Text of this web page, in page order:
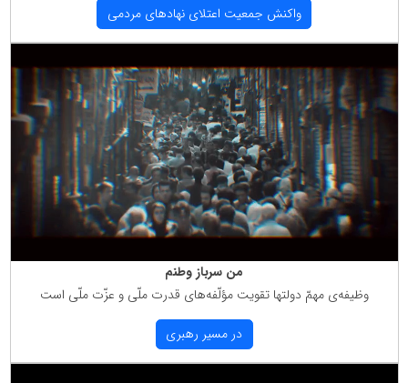
واكنش جمعیت اعتلای نهادهای مردمی
من سرباز وطنم
وظیفه‌ی مهمّ دولتها تقویت مؤلّفه‌های قدرت ملّی و عزّت ملّی است
در مسیر رهبری